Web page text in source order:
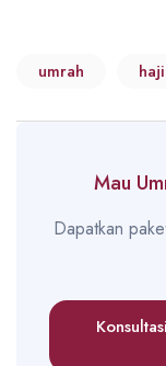
umrah haji
Mau
Dapatkan